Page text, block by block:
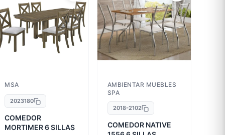
MSA
2023180
COMEDOR
MORTIMER 6 SILLAS
AMBIENTAR MUEBLES
SPA
2018-2102
COMEDOR NATIVE